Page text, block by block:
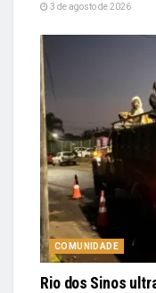
3 de agosto de 2026
COMUNIDADE
Rio dos Sinos